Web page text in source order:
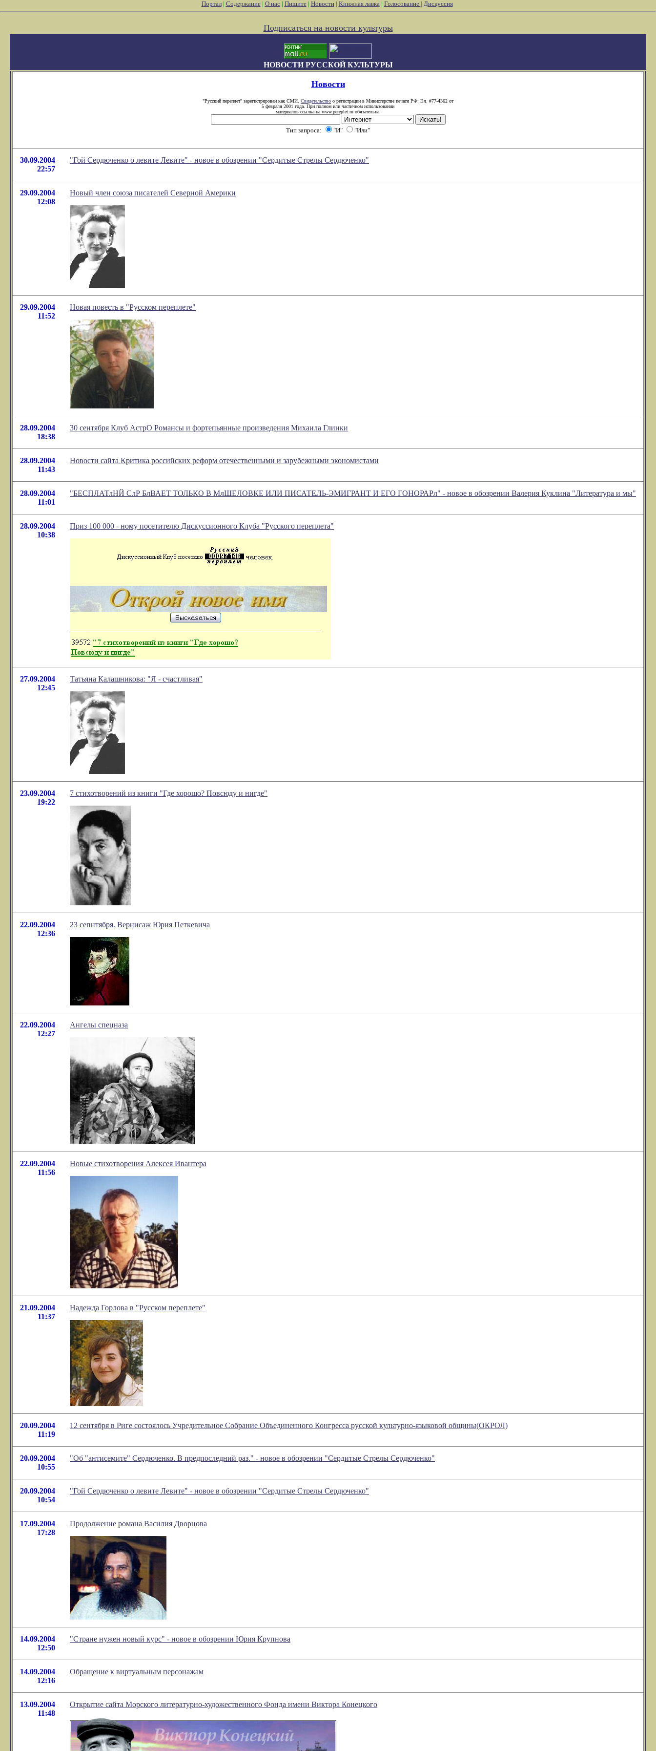
Портал| Содержание| О нас| Пишите| Новости| Книжная лавка| Голосование | Дискуссия
Подписаться на новости культуры
НОВОСТИ РУССКОЙ КУЛЬТУРЫ
Новости
"Русский переплет" зарегистрирован как СМИ. Свидетельство о регистрации в Министерстве печати РФ: Эл. #77-4362 от
5 февраля 2001 года. При полном или частичном использовании
материалов ссылка на www.pereplet.ru обязательна.
Тип запроса: "И" "Или"
30.09.2004
22:57
"Гой Сердюченко о левите Левите" - новое в обозрении "Сердитые Стрелы Сердюченко"
29.09.2004
12:08
Новый член союза писателей Северной Америки
29.09.2004
11:52
Новая повесть в "Русском переплете"
28.09.2004
18:38
30 сентября Клуб АстрО Романсы и фортепьянные произведения Михаила Глинки
28.09.2004
11:43
Новости сайта Критика российских реформ отечественными и зарубежными экономистами
28.09.2004
11:01
"БЕСПЛАТлНЙ СлР БлВАЕТ ТОЛЬКО В МлШЕЛОВКЕ ИЛИ ПИСАТЕЛЬ-ЭМИГРАНТ И ЕГО ГОНОРАРл" - новое в обозрении Валерия Куклина "Литература и мы"
28.09.2004
10:38
Приз 100 000 - ному посетителю Дискуссионного Клуба "Русского переплета"
27.09.2004
12:45
Татьяна Калашникова: "Я - счастливая"
23.09.2004
19:22
7 стихотворений из книги "Где хорошо? Повсюду и нигде"
22.09.2004
12:36
23 сепнтября. Вернисаж Юрия Петкевича
22.09.2004
12:27
Ангелы спецназа
22.09.2004
11:56
Новые стихотворения Алексея Ивантера
21.09.2004
11:37
Надежда Горлова в "Русском переплете"
20.09.2004
11:19
12 сентября в Риге состоялось Учредительное Собрание Объединенного Конгресса русской культурно-языковой общины(ОКРОЛ)
20.09.2004
10:55
"Об "антисемите" Сердюченко. В предпоследний раз." - новое в обозрении "Сердитые Стрелы Сердюченко"
20.09.2004
10:54
"Гой Сердюченко о левите Левите" - новое в обозрении "Сердитые Стрелы Сердюченко"
17.09.2004
17:28
Продолжение романа Василия Дворцова
14.09.2004
12:50
"Стране нужен новый курс" - новое в обозрении Юрия Крупнова
14.09.2004
12:16
Обращение к виртуальным персонажам
13.09.2004
11:48
Открытие сайта Морского литературно-художественного Фонда имени Виктора Конецкого